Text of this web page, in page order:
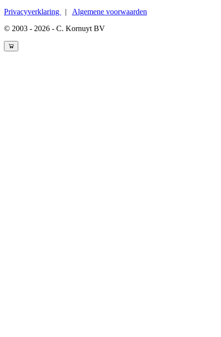
Privacyverklaring | Algemene voorwaarden
© 2003 - 2026 - C. Kornuyt BV